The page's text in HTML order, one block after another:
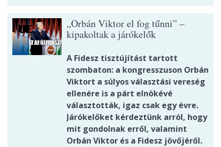
„Orbán Viktor el fog tűnni” –
kipakoltak a járókelők
A Fidesz tisztújítást tartott
szombaton: a kongresszuson Orbán
Viktort a súlyos választási vereség
ellenére is a párt elnökévé
választották, igaz csak egy évre.
Járókelőket kérdeztünk arról, hogy
mit gondolnak erről, valamint
Orbán Viktor és a Fidesz jövőjéről.